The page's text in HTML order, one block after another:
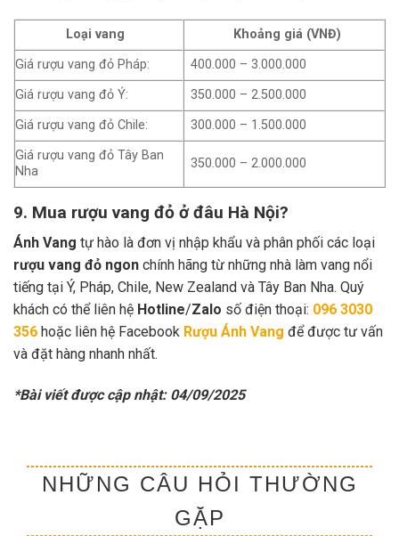
Loại vang
Khoảng giá (VNĐ)
Giá rượu vang đỏ Pháp:
400.000 – 3.000.000
Giá rượu vang đỏ Ý:
350.000 – 2.500.000
Giá rượu vang đỏ Chile:
300.000 – 1.500.000
Giá rượu vang đỏ Tây Ban
Nha
350.000 – 2.000.000
9. Mua rượu vang đỏ ở đâu Hà Nội?
Ánh Vang tự hào là đơn vị nhập khẩu và phân phối các loại
rượu vang đỏ ngon chính hãng từ những nhà làm vang nổi
tiếng tại Ý, Pháp, Chile, New Zealand và Tây Ban Nha. Quý
khách có thể liên hệ Hotline/Zalo số điện thoại: 096 3030
356 hoặc liên hệ Facebook Rượu Ánh Vang để được tư vấn
và đặt hàng nhanh nhất.
*Bài viết được cập nhật: 04/09/2025
NHỮNG CÂU HỎI THƯỜNG
GẶP